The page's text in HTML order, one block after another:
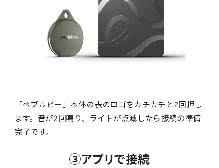
「ペブルビー」本体の表のロゴをカチカチと2回押し
ます。音が2回鳴り、ライトが点滅したら接続の準備
完了です。
③アプリで接続